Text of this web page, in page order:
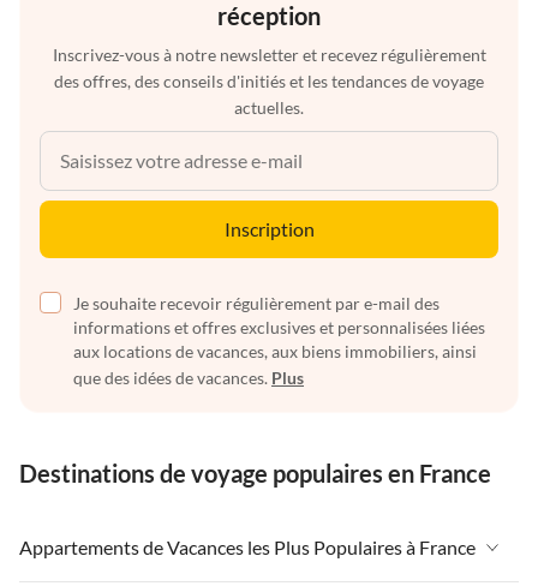
réception
Inscrivez-vous à notre newsletter et recevez régulièrement
des offres, des conseils d'initiés et les tendances de voyage
actuelles.
Inscription
Je souhaite recevoir régulièrement par e-mail des
informations et offres exclusives et personnalisées liées
aux locations de vacances, aux biens immobiliers, ainsi
que des idées de vacances. Plus
Destinations de voyage populaires en France
Appartements de Vacances les Plus Populaires à France